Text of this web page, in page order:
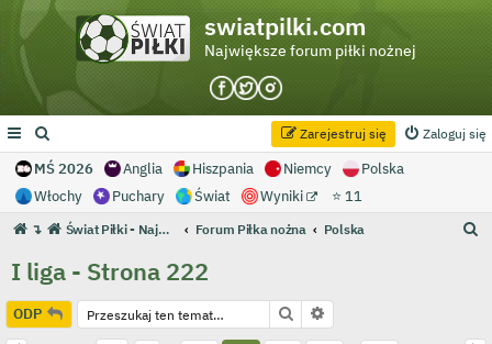
swiatpilki.com
Największe forum piłki nożnej
Zaloguj się
Zarejestruj się
MŚ 2026 Anglia Hiszpania Niemcy
Polska
Włochy
Puchary Świat Wyniki ⭐ 11
↴ Świat Piłki - Największe forum piłki nożnej Forum Piłka nożna Polska
I liga - Strona 222
ODP Szukaj